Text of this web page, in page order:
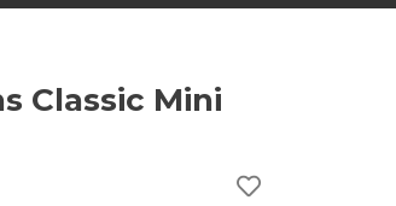
Classic Mini